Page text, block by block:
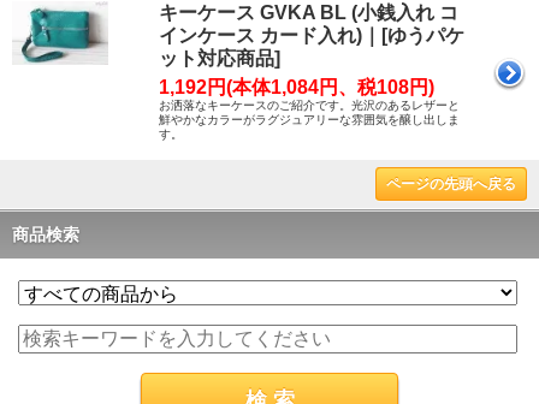
キーケース GVKA BL (小銭入れ コ
インケース カード入れ)｜[ゆうパケ
ット対応商品]
1,192円(本体1,084円、税108円)
お洒落なキーケースのご紹介です。光沢のあるレザーと
鮮やかなカラーがラグジュアリーな雰囲気を醸し出しま
す。
ページの先頭へ戻る
商品検索